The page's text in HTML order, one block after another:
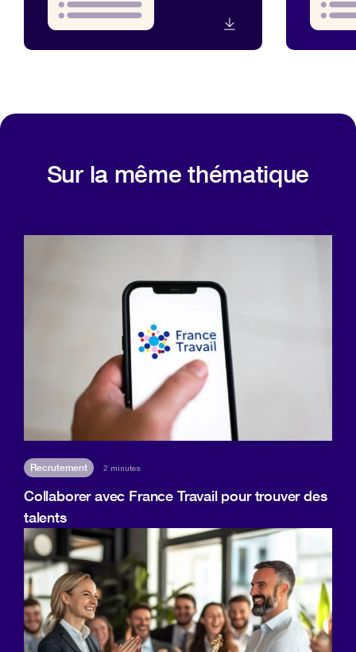
Sur la même thématique
Recrutement 2 minutes
Collaborer avec France Travail pour trouver des
talents